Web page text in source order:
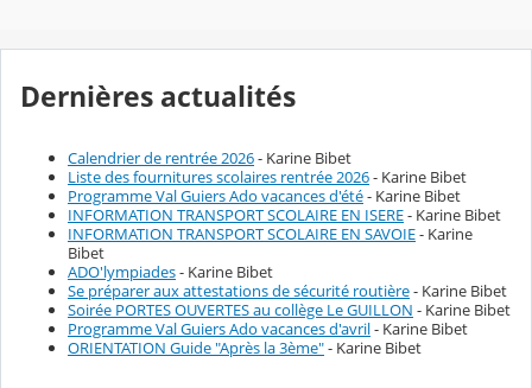
Dernières actualités
Calendrier de rentrée 2026- Karine Bibet
Liste des fournitures scolaires rentrée 2026- Karine Bibet
Programme Val Guiers Ado vacances d'été- Karine Bibet
INFORMATION TRANSPORT SCOLAIRE EN ISERE- Karine Bibet
INFORMATION TRANSPORT SCOLAIRE EN SAVOIE- Karine
Bibet
ADO'lympiades- Karine Bibet
Se préparer aux attestations de sécurité routière- Karine Bibet
Soirée PORTES OUVERTES au collège Le GUILLON - Karine Bibet
Programme Val Guiers Ado vacances d'avril- Karine Bibet
ORIENTATION Guide "Après la 3ème"- Karine Bibet